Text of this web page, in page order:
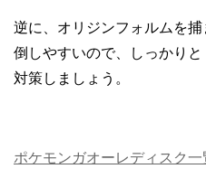
逆に、オリジンフォルムを
倒しやすいので、しっかり
対策しましょう。
ポケモンガオーレディスク一